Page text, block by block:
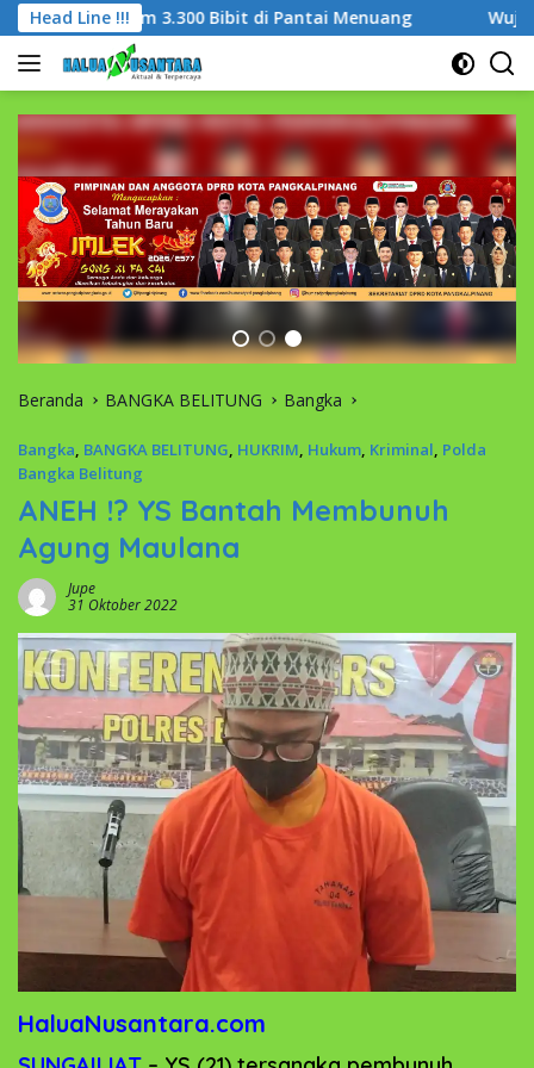
Langsung
ke
konten
Head Line !!!
Bibit di Pantai Menuang Wujudkan ‘Babel
Beranda BANGKA BELITUNG Bangka
Bangka, BANGKA BELITUNG, HUKRIM, Hukum, Kriminal, Polda
Bangka Belitung
ANEH !? YS Bantah Membunuh
Agung Maulana
Jupe
31 Oktober 2022
HaluaNusantara.com